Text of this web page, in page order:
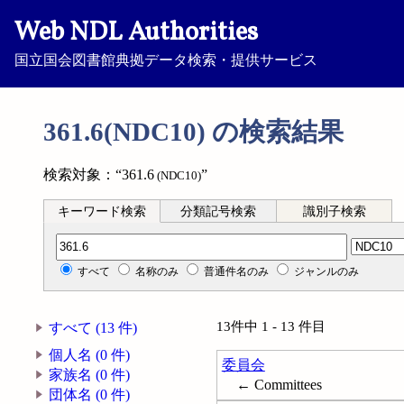
Web NDL Authorities
国立国会図書館典拠データ検索・提供サービス
361.6(NDC10) の検索結果
検索対象：“361.6 (NDC10)”
キーワード検索 分類記号検索 識別子検索
分類記号検索
すべて 名称のみ 普通件名のみ ジャンルのみ
すべて (13 件)
個人名 (0 件)
家族名 (0 件)
団体名 (0 件)
13件中 1 - 13 件目
委員会
← Committees